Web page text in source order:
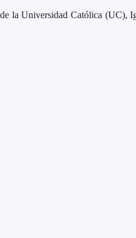
la Universidad Católica